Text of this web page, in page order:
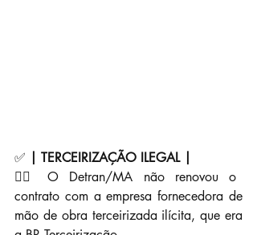
✅
| TERCEIRIZAÇÃO ILEGAL |
👉🏼 O Detran/MA não renovou o
contrato com a empresa fornecedora de
mão de obra terceirizada ilícita, que era